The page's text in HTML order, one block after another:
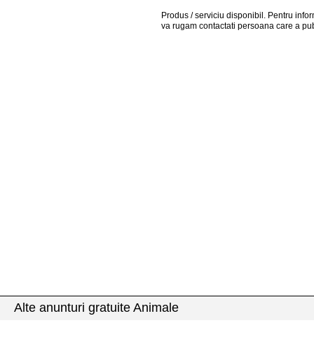
Produs / serviciu disponibil . Pentru
va rugam contactati persoana care a
Alte anunturi gratuite Animale